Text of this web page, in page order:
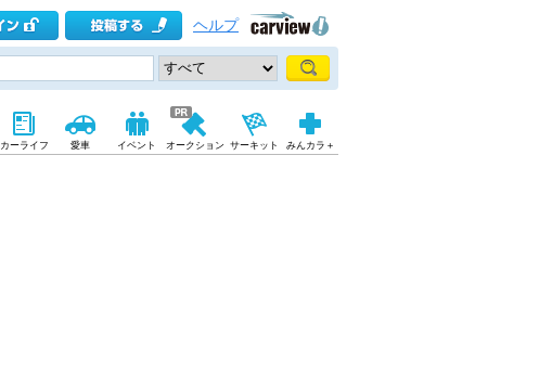
ヘルプ
カーライフ 愛車 イベント オークション サーキット みんカラ＋